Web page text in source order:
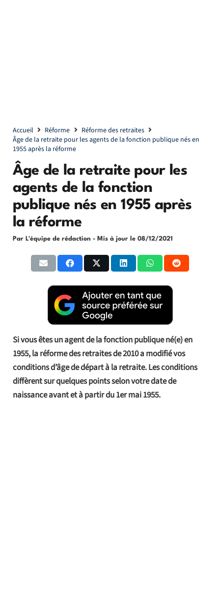
Accueil Réforme
Réforme des retraites
Âge de la retraite pour les agents de la fonction publique nés en
1955 après la réforme
Âge de la retraite pour les
agents de la fonction
publique nés en 1955 après
la réforme
Par L'équipe de rédaction - Mis à jour le 08/12/2021
Si vous êtes un agent de la fonction publique né(e) en
1955, la réforme des retraites de 2010 a modifié vos
conditions d’âge de départ à la retraite. Les conditions
diffèrent sur quelques points selon votre date de
naissance avant et à partir du 1er mai 1955.